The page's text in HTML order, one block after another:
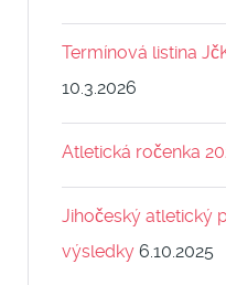
Termínová listina
10.3.2026
Atletická ročenka
Jihočeský atletický
výsledky 6.10.2025